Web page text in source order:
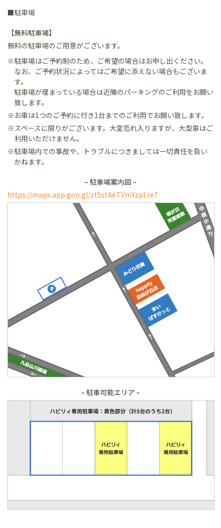
■駐車場
【無料駐車場】
無料の駐車場のご用意がございます。
※駐車場はご予約制のため、ご希望の場合はお申し出ください。
なお、ご予約状況によってはご希望に添えない場合もございま
す。
駐車場が埋まっている場合は近隣のパーキングのご利用をお願い
致します。
※お車は1つのご予約に付き1台までのご利用でお願い致します。
※スペースに限りがございます。大変恐れ入りますが、大型車はご
利用いただけません。
※駐車場内での事故や、トラブルにつきましては一切責任を負い
かねます。
– 駐車場案内図 –
https://maps.app.goo.gl/zt5stAeTVmYzpLre7
– 駐車可能エリア –